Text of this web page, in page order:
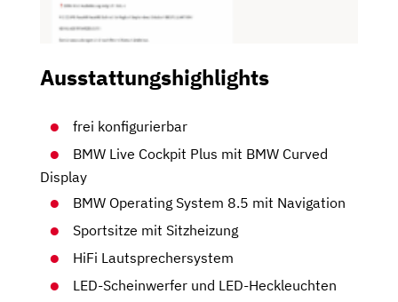
Ausstattungshighlights
frei konfigurierbar
BMW Live Cockpit Plus mit BMW Curved
Display
BMW Operating System 8.5 mit Navigation
Sportsitze mit Sitzheizung
HiFi Lautsprechersystem
LED-Scheinwerfer und LED-Heckleuchten